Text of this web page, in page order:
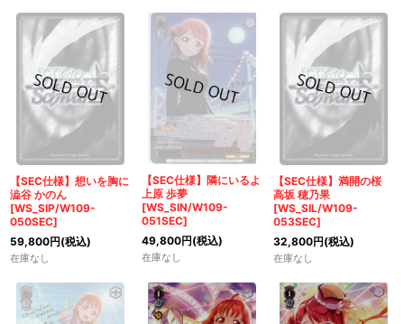
【SEC仕様】想いを胸に
澁谷 かのん
[WS_SIP/W109-
050SEC]
59,800円(税込)
在庫なし
【SEC仕様】隣にいるよ
上原 歩夢
[WS_SIN/W109-
051SEC]
49,800円(税込)
在庫なし
【SEC仕様】満開の桜
高坂 穂乃果
[WS_SIL/W109-
053SEC]
32,800円(税込)
在庫なし